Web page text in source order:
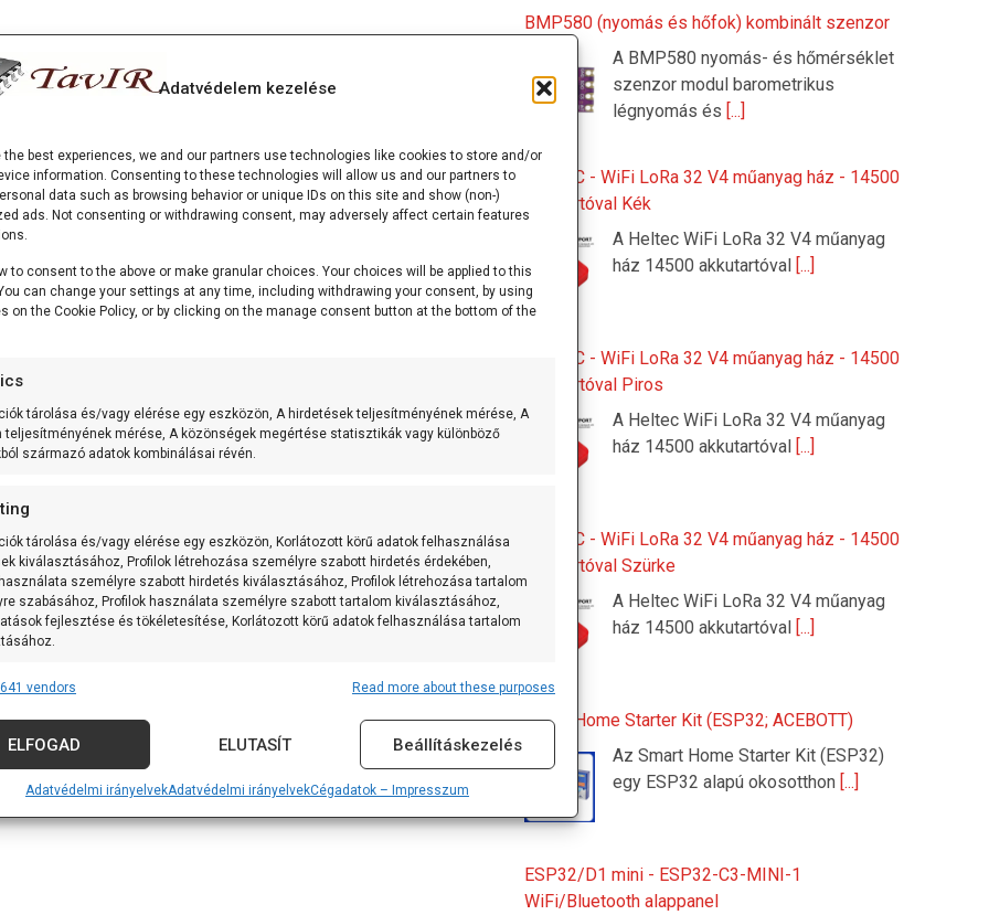
Adatvédelem kezelése
the best experiences, we and our partners use technologies like cookies to store and/or
information. Consenting to these technologies will allow us and our partners to
data such as browsing behavior or unique IDs on this site and show (non-)
ads. Not consenting or withdrawing consent, may adversely affect certain features
to consent to the above or make granular choices. Your choices will be applied to this
can change your settings at any time, including withdrawing your consent, by using
on the Cookie Policy, or by clicking on the manage consent button at the bottom of the
tárolása és/vagy elérése egy eszközön, A hirdetések teljesítményének mérése, A
teljesítményének mérése, A közönségek megértése statisztikák vagy különböző
származó adatok kombinálásai révén.
tárolása és/vagy elérése egy eszközön, Korlátozott körű adatok felhasználása
kiválasztásához, Profilok létrehozása személyre szabott hirdetés érdekében,
személyre szabott hirdetés kiválasztásához, Profilok létrehozása tartalom
szabásához, Profilok használata személyre szabott tartalom kiválasztásához,
fejlesztése és tökéletesítése, Korlátozott körű adatok felhasználása tartalom
Always active
származó adatok párosítása és kombinálása, Különböző
összekapcsolása, Eszközök azonosítása automatikusan továbbított
alapján.
földrajzi helymeghatározási adatok felhasználása.
Always active
vendors Read more about these purposes
ELFOGAD ELUTASÍT Beállításkezelés
Adatvédelmi irányelvekAdatvédelmi irányelvekCégadatok – Impresszum
BMP580 (nyomás és hőfok) kombinált szenzor
A BMP580 nyomás- és hőmérséklet
szenzor modul barometrikus
légnyomás és [...]
HELTEC - WiFi LoRa 32 V4 műanyag ház - 14500
akkutartóval Kék
A Heltec WiFi LoRa 32 V4 műanyag
ház 14500 akkutartóval
[...]
HELTEC - WiFi LoRa 32 V4 műanyag ház - 14500
akkutartóval Piros
A Heltec WiFi LoRa 32 V4 műanyag
ház 14500 akkutartóval
[...]
HELTEC - WiFi LoRa 32 V4 műanyag ház - 14500
akkutartóval Szürke
A Heltec WiFi LoRa 32 V4 műanyag
ház 14500 akkutartóval
[...]
Smart Home Starter Kit (ESP32; ACEBOTT)
Az Smart Home Starter Kit (ESP32)
egy ESP32 alapú okosotthon [...]
ESP32/D1 mini - ESP32-C3-MINI-1
WiFi/Bluetooth alappanel